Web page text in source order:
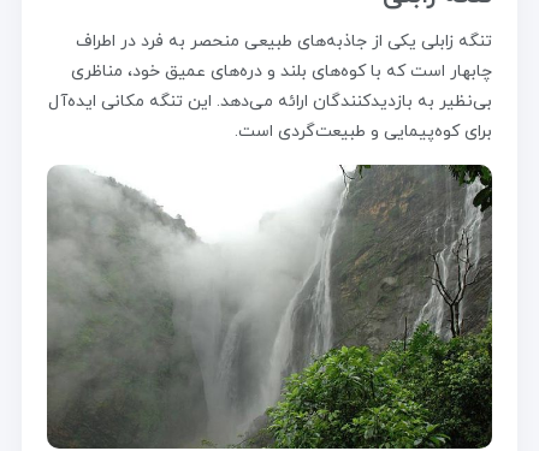
تنگه زابلی یکی از جاذبه‌های طبیعی منحصر به فرد در اطراف
چابهار است که با کوه‌های بلند و دره‌های عمیق خود، مناظری
بی‌نظیر به بازدیدکنندگان ارائه می‌دهد. این تنگه مکانی ایده‌آل
برای کوه‌پیمایی و طبیعت‌گردی است.